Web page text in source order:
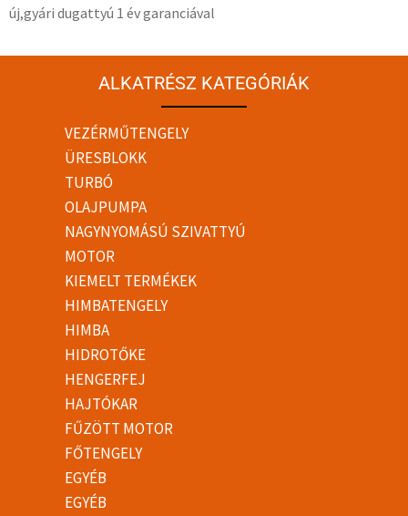
új,gyári dugattyú 1 év garanciával
ALKATRÉSZ KATEGÓRIÁK
VEZÉRMŰTENGELY
ÜRESBLOKK
TURBÓ
OLAJPUMPA
NAGYNYOMÁSÚ SZIVATTYÚ
MOTOR
KIEMELT TERMÉKEK
HIMBATENGELY
HIMBA
HIDROTŐKE
HENGERFEJ
HAJTÓKAR
FŰZÖTT MOTOR
FŐTENGELY
EGYÉB
EGYÉB